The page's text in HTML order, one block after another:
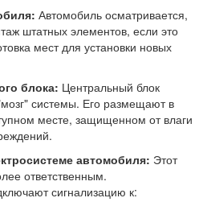
Автомобиль осматривается,
штатных элементов, если это
мест для установки новых
блока: Центральный блок
системы. Его размещают в
месте, защищенном от влаги
автомобиля: Этот
ответственным.
сигнализацию к: